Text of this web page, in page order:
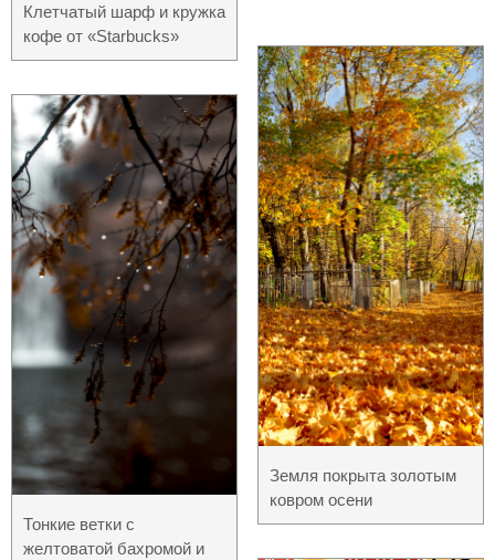
Клетчатый шарф и кружка
кофе от «Starbucks»
Тонкие ветки с
желтоватой бахромой и
Земля покрыта золотым
ковром осени